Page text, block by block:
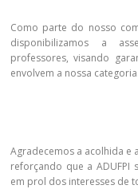
Como parte do nosso
disponibilizamos a
professores, visando
envolvem a nossa categoria.
Agradecemos a acolhida e
reforçando que a
em prol dos interesses de